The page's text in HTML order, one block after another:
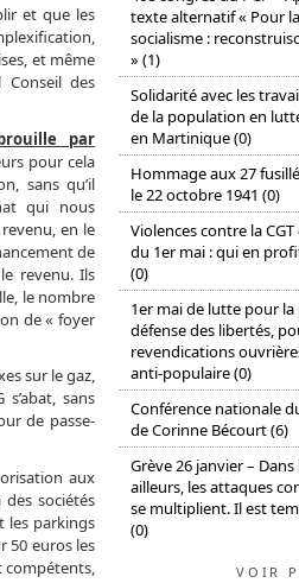
et que les
et même
des
par
pour cela
sans qu’il
qui nous
en le
de
revenu. Ils
le nombre
de « foyer
sur le gaz,
sans
de passe-
aux
sociétés
les parkings
50 euros les
compétents,
texte alternatif « Pour
socialisme :
» (1)
Solidarité avec les
de la population en
en Martinique (0)
Hommage aux 27
le 22 octobre 1941 (0)
Violences contre la
du 1er mai : qui en
(0)
1er mai de lutte pour
défense des libertés,
revendications
anti-populaire (0)
Conférence nationale
de Corinne Bécourt (6)
Grève 26 janvier –
ailleurs, les attaques
se multiplient. Il est
(0)
VOIR